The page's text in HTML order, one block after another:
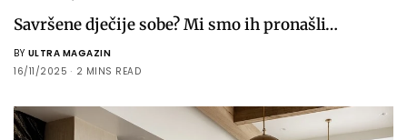
Savršene dječije sobe? Mi smo ih pronašli…
BY ULTRA MAGAZIN
16/11/2025
2 MINS READ